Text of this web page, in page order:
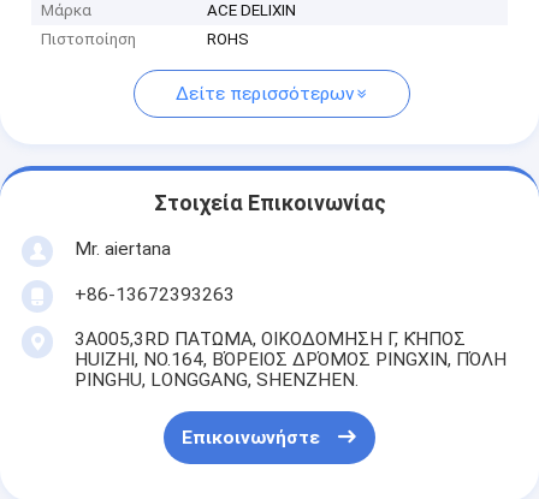
Μάρκα
ACE DELIXIN
Πιστοποίηση
ROHS
Δείτε περισσότερων
Στοιχεία Επικοινωνίας
Mr. aiertana
+86-13672393263
3A005,3RD ΠΑΤΩΜΑ, ΟΙΚΟΔΟΜΗΣΗ Γ, ΚΉΠΟΣ
HUIZHI, NO.164, ΒΌΡΕΙΟΣ ΔΡΌΜΟΣ PINGXIN, ΠΌΛΗ
PINGHU, LONGGANG, SHENZHEN.
Επικοινωνήστε